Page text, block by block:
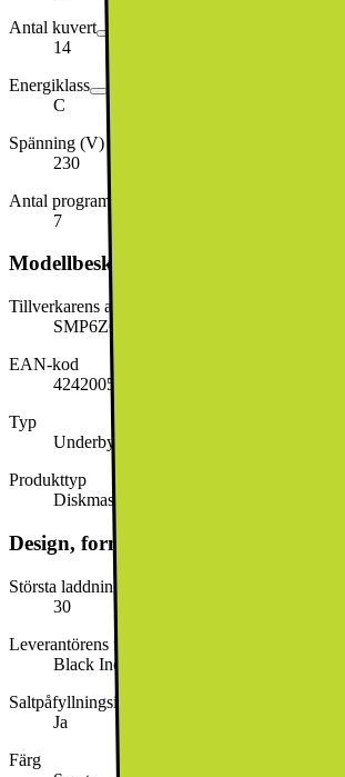
Antal kuvert
14
Energiklass
C
Spänning (V)
230
Antal program
7
Modellbeskrivning
Tillverkarens artikelnummer
SMP6ZCC71S
EAN-kod
4242005452729
Typ
Underbyggd
Produkttyp
Diskmaskin
Design, form och placering
Största laddningsbara disk för undre korg (cm)
30
Leverantörens färgnamn
Black Inox
Saltpåfyllningsindikator
Ja
Färg